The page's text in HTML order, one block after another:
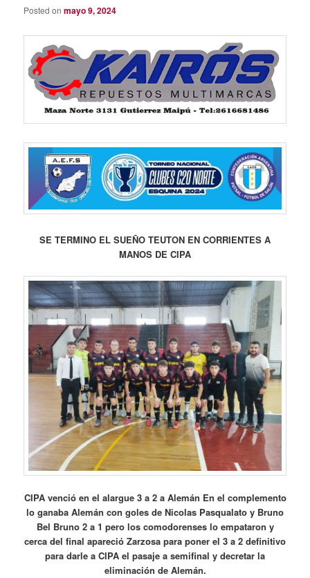
Posted onmayo 9, 2024
SE TERMINO EL SUEÑO TEUTON EN CORRIENTES A
MANOS DE CIPA
CIPA venció en el alargue 3 a 2 a Alemán En el complemento
lo ganaba Alemán con goles de Nicolas Pasqualato y Bruno
Bel Bruno 2 a 1 pero los comodorenses lo empataron y
cerca del final apareció Zarzosa para poner el 3 a 2 definitivo
para darle a CIPA el pasaje a semifinal y decretar la
eliminación de Alemán.